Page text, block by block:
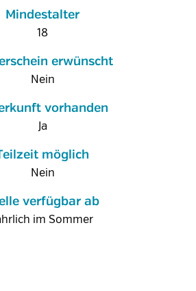
Mindestalter
18
erwünscht
Nein
vorhanden
Ja
möglich
Nein
verfügbar ab
im Sommer